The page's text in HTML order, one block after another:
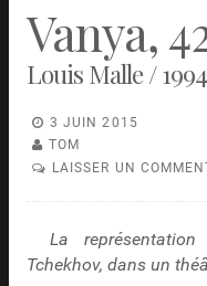
Vanya,
Louis Malle / 1994
3 JUIN 2015
TOM
LAISSER UN
La
Tchekhov, dans un